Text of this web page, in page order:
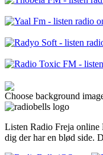
Choose background
Listen Radio Freja online
dig der har en blød side.